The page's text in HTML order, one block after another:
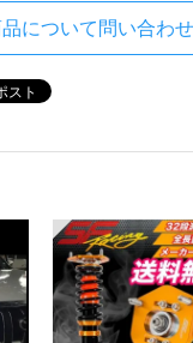
について問い合わ